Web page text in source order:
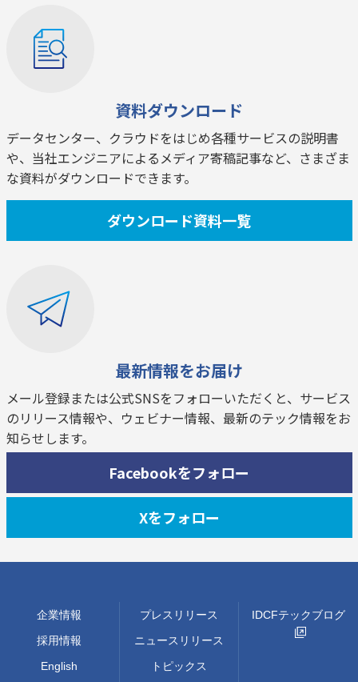
資料ダウンロード
データセンター、クラウドをはじめ各種サービスの説明書
や、当社エンジニアによるメディア寄稿記事など、さまざま
な資料がダウンロードできます。
ダウンロード資料一覧
最新情報をお届け
メール登録または公式SNSをフォローいただくと、サービス
のリリース情報や、ウェビナー情報、最新のテック情報をお
知らせします。
Facebookをフォロー
Xをフォロー
企業情報
採用情報
English
プレスリリース
ニュースリリース
トピックス
IDCFテックブログ